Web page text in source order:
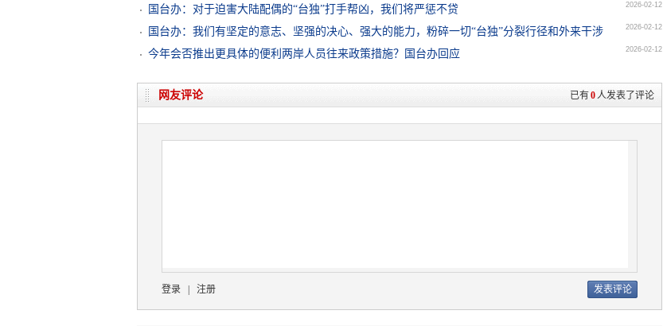
国台办：对于迫害大陆配偶的“台独”打手帮凶，我们将严惩不贷
2026-02-12
国台办：我们有坚定的意志、坚强的决心、强大的能力，粉碎一切“台独”分裂行径和外来干涉 2026-02-12
今年会否推出更具体的便利两岸人员往来政策措施？国台办回应 2026-02-12
已有0人发表了评论
网友评论
登录 注册